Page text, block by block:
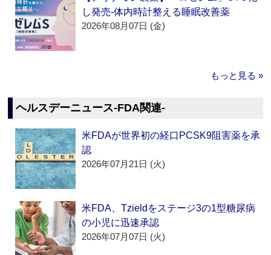
し発売‐体内時計整える睡眠改善薬
2026年08月07日 (金)
もっと見る »
ヘルスデーニュース‐FDA関連‐
米FDAが世界初の経口PCSK9阻害薬を承
認
2026年07月21日 (火)
米FDA、Tzieldをステージ3の1型糖尿病
の小児に迅速承認
2026年07月07日 (火)